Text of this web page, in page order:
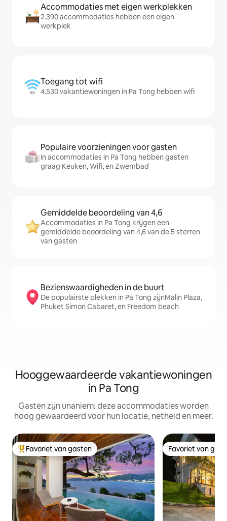
Accommodaties met eigen werkplekken
2.390 accommodaties hebben een eigen
werkplek
Toegang tot wifi
4.530 vakantiewoningen in Pa Tong hebben wifi
Populaire voorzieningen voor gasten
In accommodaties in Pa Tong hebben gasten
graag Keuken, Wifi, en Zwembad
Gemiddelde beoordeling van 4,6
Accommodaties in Pa Tong krijgen een
gemiddelde beoordeling van 4,6 van de 5 sterren
van gasten
Bezienswaardigheden in de buurt
De populairste plekken in Pa Tong zijnMalin Plaza,
Phuket Simon Cabaret, en Freedom beach
Hooggewaardeerde vakantiewoningen
in Pa Tong
Gasten zijn unaniem: deze accommodaties worden
hoog gewaardeerd voor hun locatie, netheid en meer.
Topfavoriet van gasten
Favoriet van gasten Favoriet van
Favoriet van